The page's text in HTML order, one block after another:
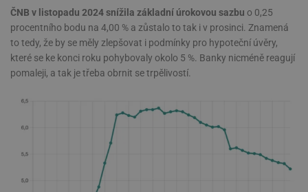
ČNB v listopadu 2024 snížila základní úrokovou sazbu o 0,25
procentního bodu na 4,00 % a zůstalo to tak i v prosinci. Znamená
to tedy, že by se měly zlepšovat i podmínky pro hypoteční úvěry,
které se ke konci roku pohybovaly okolo 5 %. Banky nicméně reagují
pomaleji, a tak je třeba obrnit se trpělivostí.